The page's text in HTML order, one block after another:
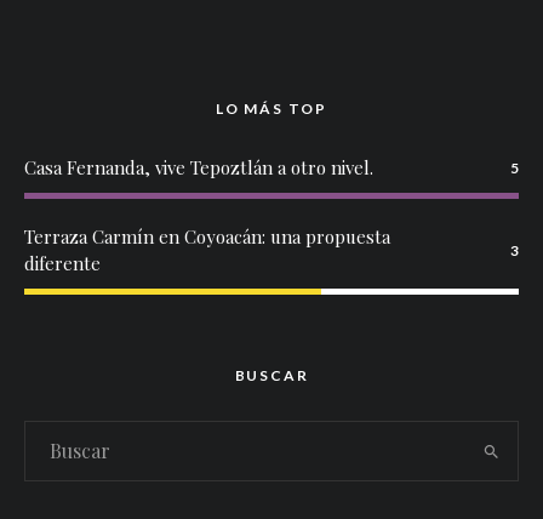
LO MÁS TOP
Casa Fernanda, vive Tepoztlán a otro nivel. 5
Terraza Carmín en Coyoacán: una propuesta
diferente
3
BUSCAR